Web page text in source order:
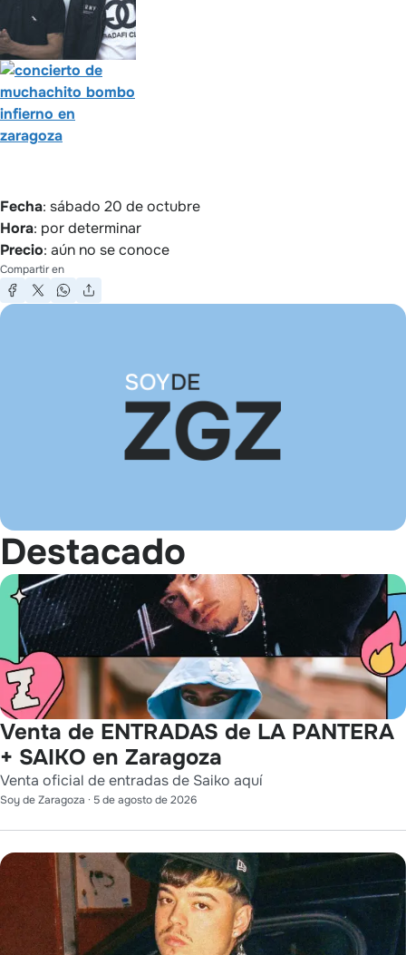
Fecha: sábado 20 de octubre
Hora: por determinar
Precio: aún no se conoce
Compartir en
Destacado
Venta de ENTRADAS de LA PANTERA
+ SAIKO en Zaragoza
Venta oficial de entradas de Saiko aquí
Soy de Zaragoza · 5 de agosto de 2026